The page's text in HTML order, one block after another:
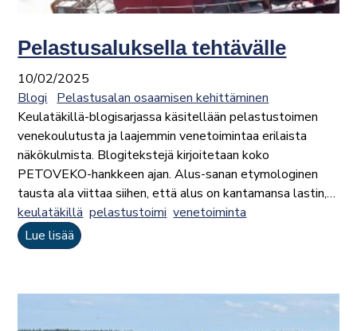
Pelastusaluksella tehtävälle
10/02/2025
Blogi
Pelastusalan osaamisen kehittäminen
Keulatäkillä-blogisarjassa käsitellään pelastustoimen
venekoulutusta ja laajemmin venetoimintaa erilaista
näkökulmista. Blogitekstejä kirjoitetaan koko
PETOVEKO-hankkeen ajan. Alus-sanan etymologinen
tausta ala viittaa siihen, että alus on kantamansa lastin,…
keulatäkillä pelastustoimi venetoiminta
Lue lisää